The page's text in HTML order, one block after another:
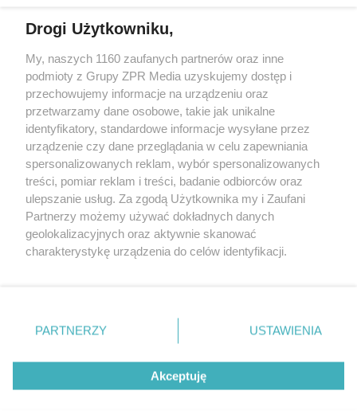
Żaden utwór zamieszczony w serwisie nie może być powielany i
rozpowszechniany lub dalej rozpowszechniany w jakikolwiek sposób (w
tym także elektroniczny lub mechaniczny) na jakimkolwiek polu
eksploatacji w jakiejkolwiek formie, włącznie z umieszczaniem w
Internecie bez pisemnej zgody właściciela praw. Jakiekolwiek użycie lub
wykorzystanie utworów w całości lub w części z naruszeniem prawa,
tzn. bez właściwej zgody, jest zabronione pod groźbą kary i może być
ścigane prawnie.
© 2026 Grupa ZPR Media
Drogi Użytkowniku,
My, naszych 1160 zaufanych partnerów oraz inne
podmioty z Grupy ZPR Media uzyskujemy dostęp i
przechowujemy informacje na urządzeniu oraz
przetwarzamy dane osobowe, takie jak unikalne
identyfikatory, standardowe informacje wysyłane przez
urządzenie czy dane przeglądania w celu zapewniania
spersonalizowanych reklam, wybór spersonalizowanych
treści, pomiar reklam i treści, badanie odbiorców oraz
ulepszanie usług. Za zgodą Użytkownika my i Zaufani
Partnerzy możemy używać dokładnych danych
geolokalizacyjnych oraz aktywnie skanować
charakterystykę urządzenia do celów identyfikacji.
zmienić/wycofać klikając przycisk ustawień prywatności
znajdujący się w lewym dolnym rogu strony
rodzaje przetwarzania danych nie wymagają zgody
użytkownika, ale masz prawo sprzeciwić się takiemu
przetwarzaniu. Preferencje będą miały zastosowanie tylko
PARTNERZY USTAWIENIA
Akceptuję